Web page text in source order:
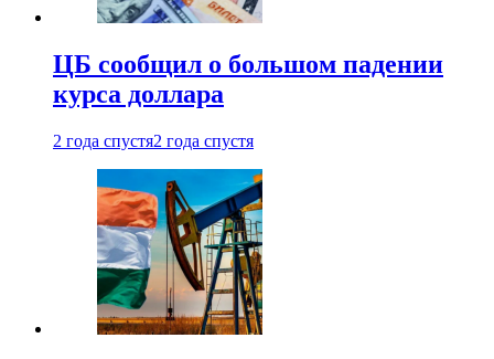
ЦБ сообщил о большом падении
курса доллара
2 года спустя2 года спустя